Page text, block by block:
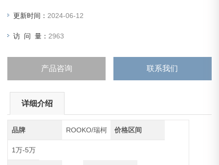
更新时间： 2024-06-12
访 问 量： 2963
产品咨询 联系我们
详细介绍
品牌 ROOKO/瑞柯 价格区间
1万-5万